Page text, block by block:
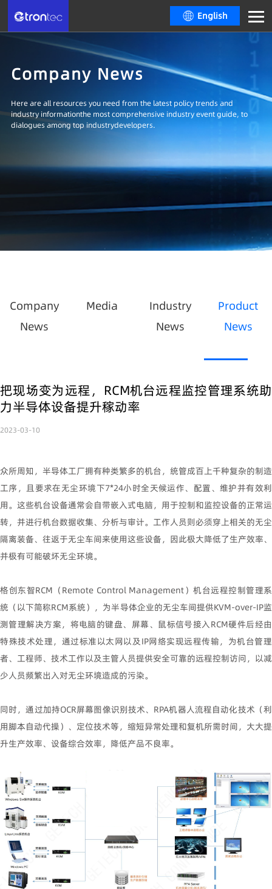
English
Company News
Here are all resources you need from the latest policy trends and
industry informationthe most comprehensive industry event guide, to
dialogues among top industrydevelopers.
Company
News
Media
Industry
News
Product
News
把现场变为远程，RCM机台远程监控管理系统助
力半导体设备提升稼动率
2023-03-10
众所周知，半导体工厂拥有种类繁多的机台，统管成百上千种复杂的制造
工序，且要求在无尘环境下7*24小时全天候运作、配置、维护并有效利
用。这些机台设备通常会自带嵌入式电脑，用于控制和监控设备的正常运
转，并进行机台数据收集、分析与审计。工作人员则必须穿上相关的无尘
隔离装备、往返于无尘车间来使用这些设备，因此极大降低了生产效率、
并极有可能破坏无尘环境。
格创东智RCM （ Remote Control Management）机台远程控制管理系
统（以下简称RCM系统）， 为半导体企业的无尘车间提供KVM-over-IP监
测管理解决方案，将电脑的键盘、屏幕、鼠标信号接入RCM硬件后经由
特殊技术处理，通过标准以太网以及IP网络实现远程传输，为机台管理
者、工程师、技术工作以及主管人员提供安全可靠的远程控制访问，以减
少人员频繁出入对无尘环境造成的污染。
同时，通过加持OCR屏幕图像识别技术、 RPA机器人流程自动化技术（利
用脚本自动代操）、定位技术等，缩短异常处理和复机所需时间，大大提
升生产效率、设备综合效率，降低产品不良率。